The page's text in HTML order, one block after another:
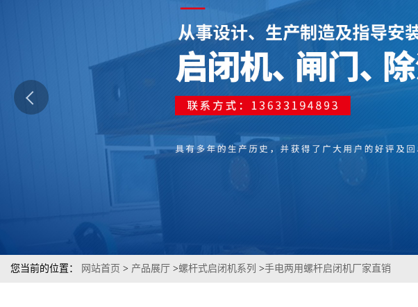
您当前的位置： 网站首页 > 产品展厅 >螺杆式启闭机系列 >手电两用螺杆启闭机厂家直销